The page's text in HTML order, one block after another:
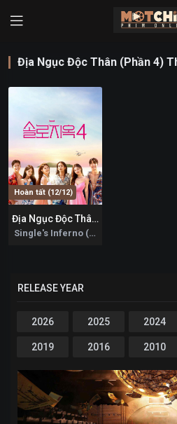
Địa Ngục Độc Thân (Phần 4)
Hoàn tất (12/12)
8.7
Địa Ngục Độc Thân (Phần 4)
Single's Inferno (Season 4) 2025
RELEASE YEAR
2026 2025 2024
2019 2016 2010